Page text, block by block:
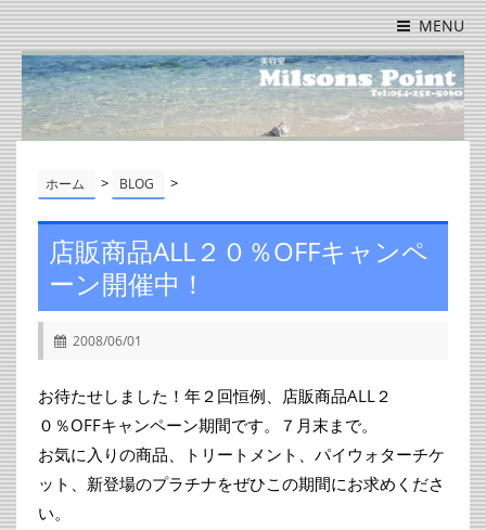
MENU
ホーム > BLOG >
店販商品ALL２０％OFFキャンペ
ーン開催中！
2008/06/01
お待たせしました！年２回恒例、店販商品ALL２
０％OFFキャンペーン期間です。７月末まで。
お気に入りの商品、トリートメント、パイウォターチケ
ット、新登場のプラチナをぜひこの期間にお求めくださ
い。